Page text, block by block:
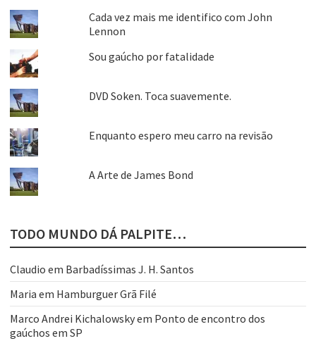
Cada vez mais me identifico com John
Lennon
Sou gaúcho por fatalidade
DVD Soken. Toca suavemente.
Enquanto espero meu carro na revisão
A Arte de James Bond
TODO MUNDO DÁ PALPITE…
Claudio em Barbadíssimas J. H. Santos
Maria em Hamburguer Grã Filé
Marco Andrei Kichalowskyem Ponto de encontro dos
gaúchos em SP